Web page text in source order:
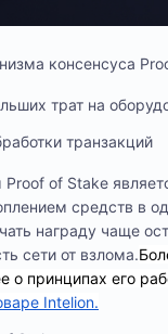
консенсуса
трат на
транзакций
of Stake
средств в
награду чаще
сети от взлома.
о принципах его
Intelion.